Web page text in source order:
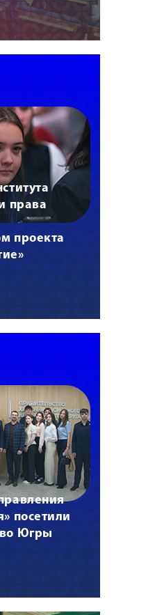
права
проекта
посетили
Югры